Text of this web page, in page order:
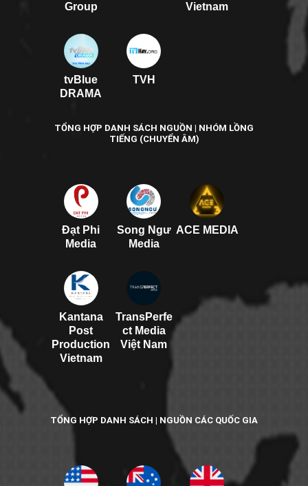
Group
Vietnam
tvBlue
DRAMA
TVH
TỔNG HỢP DANH SÁCH NGUỒN | NHÓM LỒNG
TIẾNG (CHUYỂN ÂM)
Đạt Phi
Media
Song Ngư
Media
ACE MEDIA
Kantana
Post
Production
Vietnam
TransPerfe
ct Media
Việt Nam
TỔNG HỢP DANH SÁCH | NGUỒN CÁC QUỐC GIA